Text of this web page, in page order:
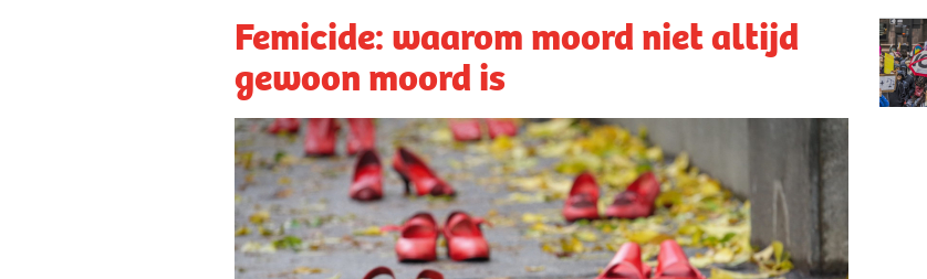
Femicide: waarom moord niet altijd
gewoon moord is